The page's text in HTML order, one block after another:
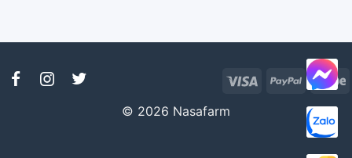
© 2026 Nasafarm
Visa PayPal